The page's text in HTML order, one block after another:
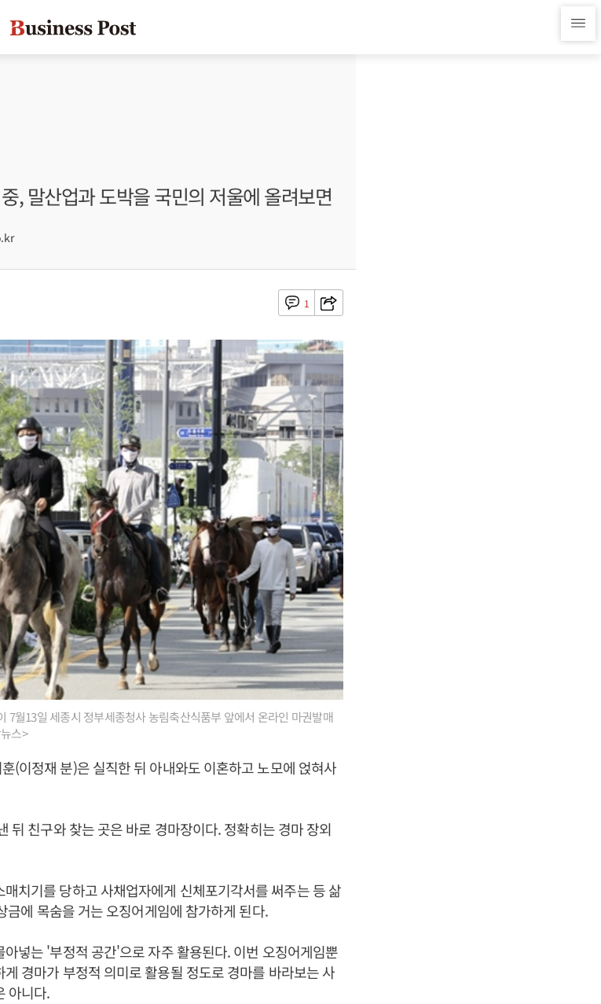
, 말산업과 도박을 국민의 저울에 올려보면
1
월13일 세종시 정부세종청사 농림축산식품부 앞에서 온라인 마권발매
스>
(이정재 분)은 실직한 뒤 아내와도 이혼하고 노모에 얹혀사
뒤 친구와 찾는 곳은 바로 경마장이다. 정확히는 경마 장외
치기를 당하고 사채업자에게 신체포기각서를 써주는 등 삶
금에 목숨을 거는 오징어게임에 참가하게 된다.
넣는 '부정적 공간'으로 자주 활용된다. 이번 오징어게임뿐
경마가 부정적 의미로 활용될 정도로 경마를 바라보는 사
아니다.